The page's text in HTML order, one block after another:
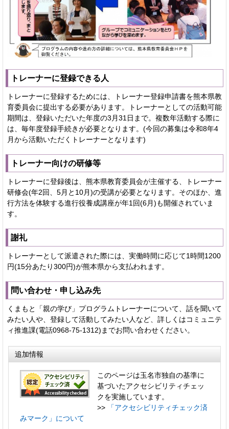
トレーナーに登録できる人
トレーナーに登録するためには、トレーナー登録申請書を熊本県教
育委員会に提出する必要があります。トレーナーとしての活動可能
期間は、登録いただいた年度の3月31日まで。複数年活動する際に
は、毎年度登録手続きが必要となります。(今回の募集は令和8年4
月から活動いただくトレーナーとなります)
トレーナー向けの研修等
トレーナーに登録後は、熊本県教育委員会が主催する、トレーナー
研修会(年2回、5月と10月)の受講が必要となります。そのほか、進
行方法を体験する進行役養成講座が年1回(6月)も開催されていま
す。
謝礼
トレーナーとして派遣された際には、実働時間に応じて1時間1200
円(15分あたり300円)が熊本県から支払われます。
問い合わせ・申し込み先
くまもと「親の学び」プログラムトレーナーについて、話を聞いて
みたい人や、登録して活動してみたい人など、詳しくはコミュニテ
ィ推進課(電話0968-75-1312)までお問い合わせください。
追加情報
このページは玉名市独自の基準に
基づいたアクセシビリティチェッ
クを実施しています。
>>
「アクセシビリティチェック済
みマーク」について